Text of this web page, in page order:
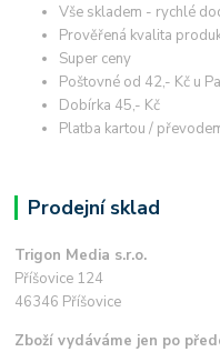
Vše skladem - rychlé
Prověřená kvalita
Super ceny
Poštovné od 42,- Kč u
Dobírka 45,- Kč
Platba kartou /
Prodejní sklad
Trigon Media s.r.o.
Příšovice 124
46346 Příšovice
Zboží vydáváme jen po